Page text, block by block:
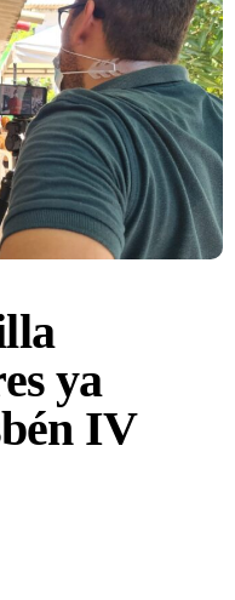
ya
IV